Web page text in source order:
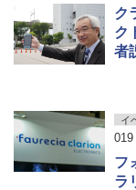
ク
ク
者
イ
019
フ
ラ